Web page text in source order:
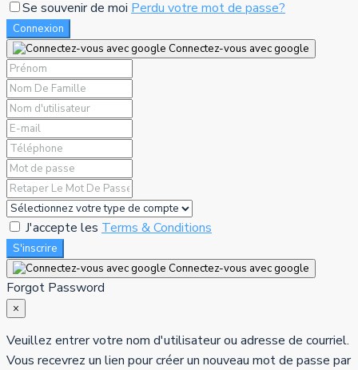
Se souvenir de moi Perdu votre mot de passe?
Connexion
Connectez-vous avec google
J'accepte les Terms & Conditions
S'inscrire
Connectez-vous avec google
Forgot Password
×
Veuillez entrer votre nom d'utilisateur ou adresse de courriel.
Vous recevrez un lien pour créer un nouveau mot de passe par